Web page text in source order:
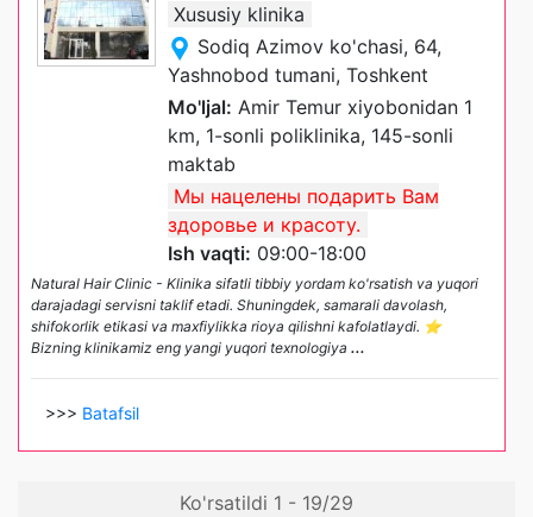
Xususiy klinika
Sodiq Azimov ko'chasi, 64,
Yashnobod tumani, Toshkent
Mo'ljal: Amir Temur xiyobonidan 1
km, 1-sonli poliklinika, 145-sonli
maktab
Мы нацелены подарить Вам
здоровье и красоту.
Ish vaqti: 09:00-18:00
Natural Hair Clinic - Klinika sifatli tibbiy yordam ko'rsatish va yuqori
darajadagi servisni taklif etadi. Shuningdek, samarali davolash,
shifokorlik etikasi va maxfiylikka rioya qilishni kafolatlaydi. ⭐️
Bizning klinikamiz eng yangi yuqori texnologiya ...
>>> Batafsil
Ko'rsatildi 1 - 19/29